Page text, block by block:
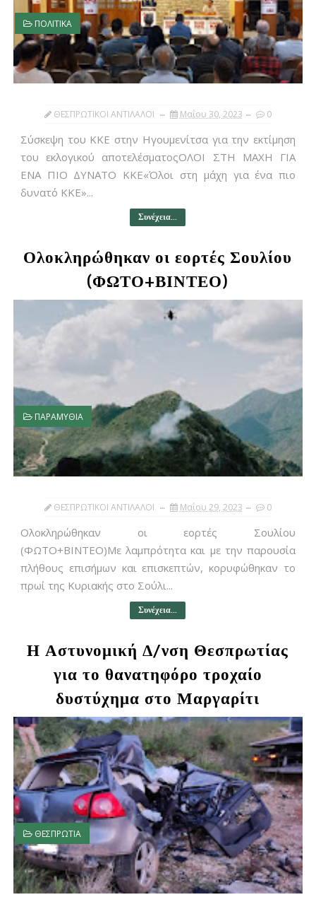
ΠΟΛΙΤΙΚΑ
ΘΕΣΠΡΩΤΙΚΟΙ ΑΝΤΙΛΑΛΟΙ Μαΐου 30, 2023 0
Σύσκεψη του ΚΚΕ στην Ηγουμενίτσα για την εκτίμηση
του εκλογικού αποτελέσματοςΟΛΟΙ ΣΤΗ ΜΑΧΗ ΓΙΑ
ΕΝΑ ΠΙΟ ΔΥΝΑΤΟ ΚΚΕ«Όλοι στη μάχη για ένα πιο
δυνατό ΚΚΕ»...
Συνέχεια...
Ολοκληρώθηκαν οι εορτές Σουλίου
(ΦΩΤΟ+ΒΙΝΤΕΟ)
ΠΑΡΑΜΥΘΙΑ
ΘΕΣΠΡΩΤΙΚΟΙ ΑΝΤΙΛΑΛΟΙ Μαΐου 29, 2023 0
Ολοκληρώθηκαν οι εορτές Σουλίου
(ΦΩΤΟ+ΒΙΝΤΕΟ)Με λαμπρότητα και με την παρουσία
πλήθους επισήμων και επισκεπτών, κορυφώθηκαν το
πρωί της Κυριακής στο Σούλι...
Συνέχεια...
Η Αστυνομική Δ/νση Θεσπρωτίας
για το θανατηφόρο τροχαίο
δυστύχημα στο Μαργαρίτι
ΘΕΣΠΡΩΤΙΑ